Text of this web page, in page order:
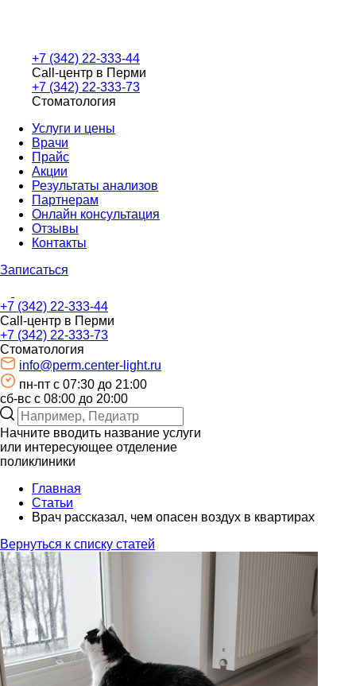
+7 (342) 22-333-44
Call-центр в Перми
+7 (342) 22-333-73
Стоматология
Услуги и цены
Врачи
Прайс
Акции
Результаты анализов
Партнерам
Онлайн консультация
Отзывы
Контакты
Записаться
+7 (342) 22-333-44
Call-центр в Перми
+7 (342) 22-333-73
Стоматология
info@perm.center-light.ru
пн-пт c 07:30 до 21:00
сб-вс с 08:00 до 20:00
Начните вводить название услуги
или интересующее отделение
поликлиники
Главная
Статьи
Врач рассказал, чем опасен воздух в квартирах
Вернуться к списку статей